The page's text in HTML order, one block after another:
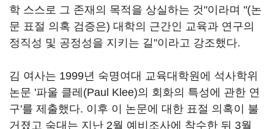
학 스스로 그 존재의 목적을 상실하는 것"이라며 "(논
문 표절 의혹 검증은) 대학의 근간인 교육과 연구의
정직성 및 공정성을 지키는 길"이라고 강조했다.
김 여사는 1999년 숙명여대 교육대학원에 석사학위
논문 '파울 클레(Paul Klee)의 회화의 특성에 관한 연
구'를 제출했다. 이후 이 논문에 대한 표절 의혹이 불
거졌고 숙대는 지난 2월 예비조사에 착수한 뒤 3월